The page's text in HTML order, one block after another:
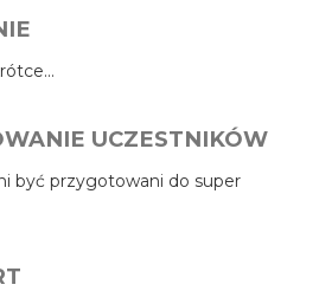
UCZESTNIKÓW
być przygotowani do super